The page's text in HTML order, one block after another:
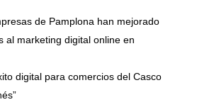
de Pamplona han mejorado
al marketing digital online en
digital para comercios del Casco